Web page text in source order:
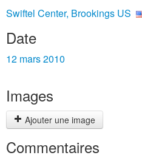
Swiftel Center, Brookings US
Date
12 mars 2010
Images
Ajouter une image
Commentaires